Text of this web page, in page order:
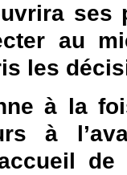
ses
au
les
à la
à